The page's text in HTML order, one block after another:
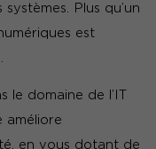
Plus qu’un
est
le domaine de l’IT
améliore
en vous dotant de